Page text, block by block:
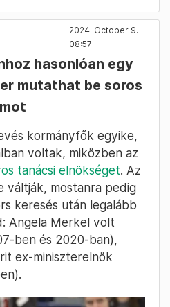
2024. October 9. –
08:57
hasonlóan egy
mutathat be soros
kormányfők egyike,
voltak, miközben az
tanácsi elnökséget. Az
váltják, mostanra pedig
keresés után legalább
Angela Merkel volt
ben és 2020-ban),
ex-miniszterelnök